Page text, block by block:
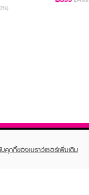
บคุกกี้ของเบราว์เซอร์เพิ่มเติม